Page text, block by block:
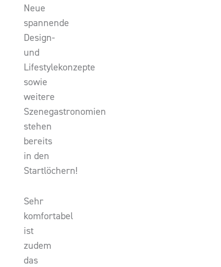
Neue
spannende
Design-
und
Lifestylekonzepte
sowie
weitere
Szenegastronomien
stehen
bereits
in den
Startlöchern!
Sehr
komfortabel
ist
zudem
das